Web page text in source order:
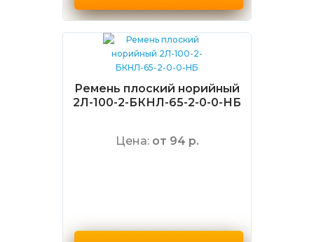
Ремень плоский норийный
2Л-100-2-БКНЛ-65-2-0-0-НБ
Цена: от 94 р.